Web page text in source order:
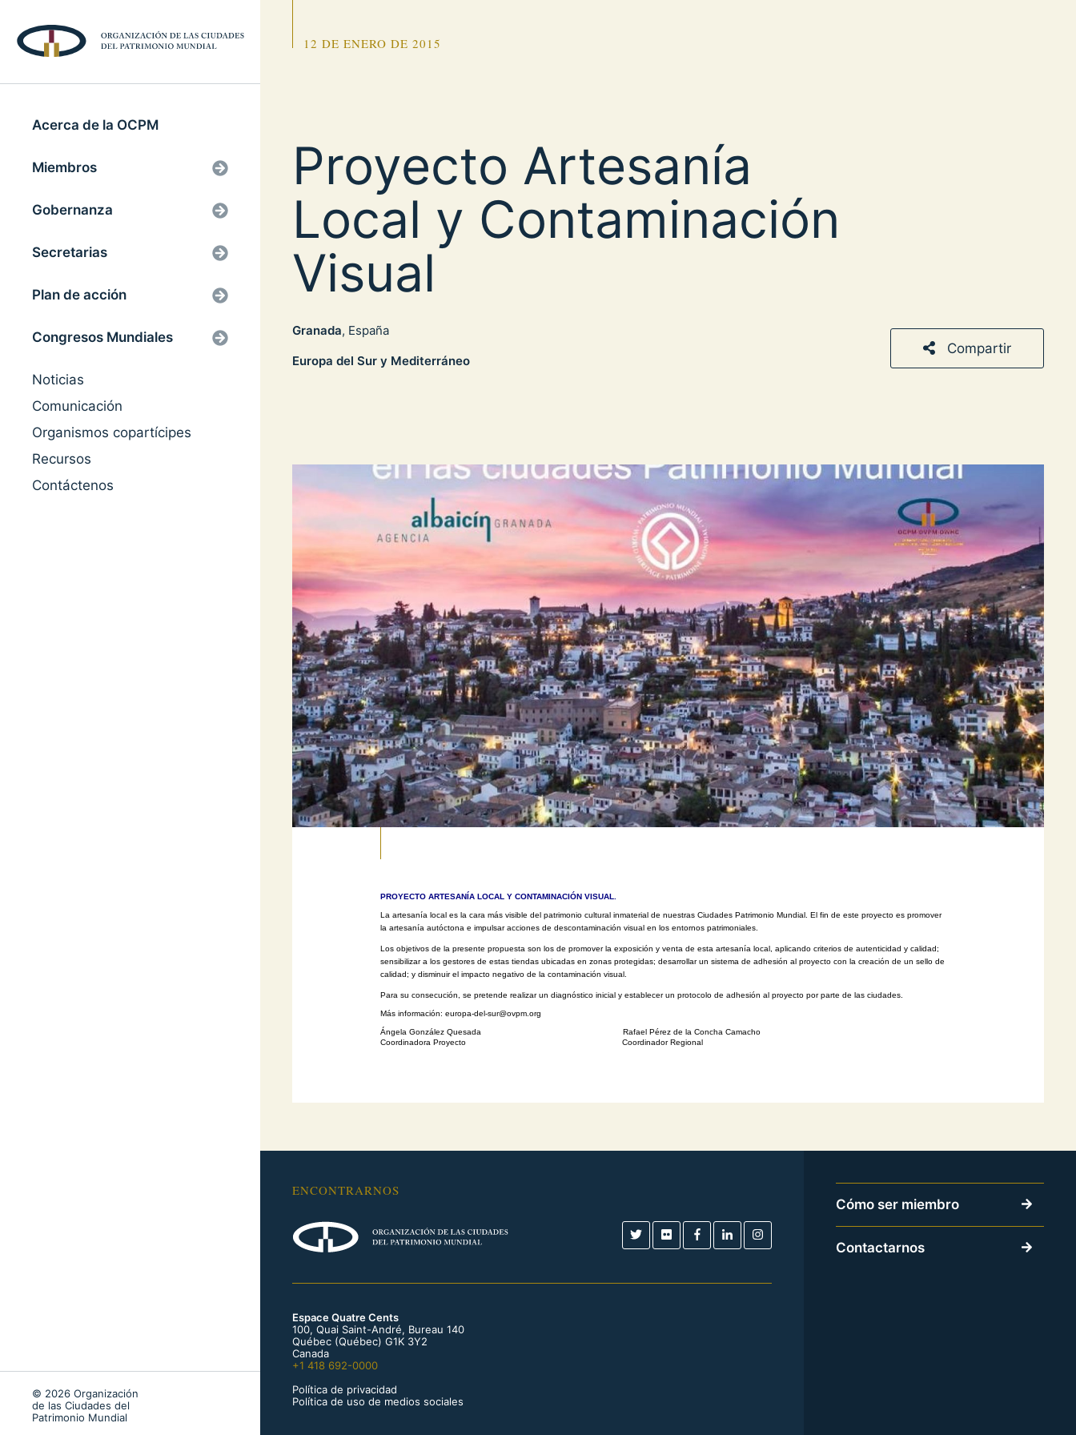
Acerca de la OCPM
Miembros
Gobernanza
Secretarias
Plan de acción
Congresos Mundiales
Noticias
Comunicación
Organismos copartícipes
Recursos
Contáctenos
© 2026 Organización
de las Ciudades del
Patrimonio Mundial
12 DE ENERO DE 2015
Proyecto Artesanía
Local y Contaminación
Visual
Granada, España
Europa del Sur y Mediterráneo
Compartir
PROYECTO ARTESANÍA LOCAL Y CONTAMINACIÓN VISUAL.
La artesanía local es la cara más visible del patrimonio cultural inmaterial de nuestras Ciudades Patrimonio Mundial. El fin de este proyecto es promover
la artesanía autóctona e impulsar acciones de descontaminación visual en los entornos patrimoniales.
Los objetivos de la presente propuesta son los de promover la exposición y venta de esta artesanía local, aplicando criterios de autenticidad y calidad;
sensibilizara los gestores de estas tiendas ubicadas en zonas protegidas; desarrollar un sistema de adhesión al proyecto con la creación de un sello de
calidad; y disminuir el impacto negativo de la contaminación visual.
Para su consecución, se pretende realizar un diagnóstico inicial y establecer un protocolo de adhesión al proyecto por parte de las ciudades.
Más información: europa-del-sur@ovpm.org
Ángela González Quesada Rafael Pérez de la Concha Camacho
Coordinadora Proyecto Coordinador Regional
ENCONTRARNOS
Espace Quatre Cents
100, Quai Saint-André, Bureau 140
Québec (Québec) G1K 3Y2
Canada
+1 418 692-0000
Política de privacidad
Política de uso de medios sociales
Cómo ser miembro
Contactarnos